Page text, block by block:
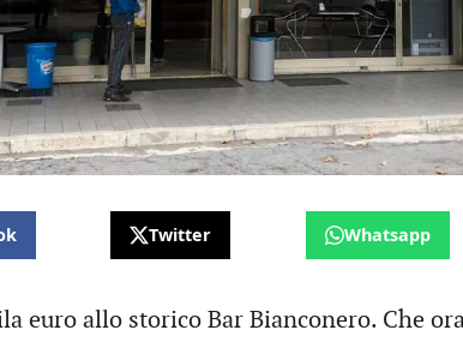
Twitter Whatsapp
euro allo storico Bar Bianconero. Che